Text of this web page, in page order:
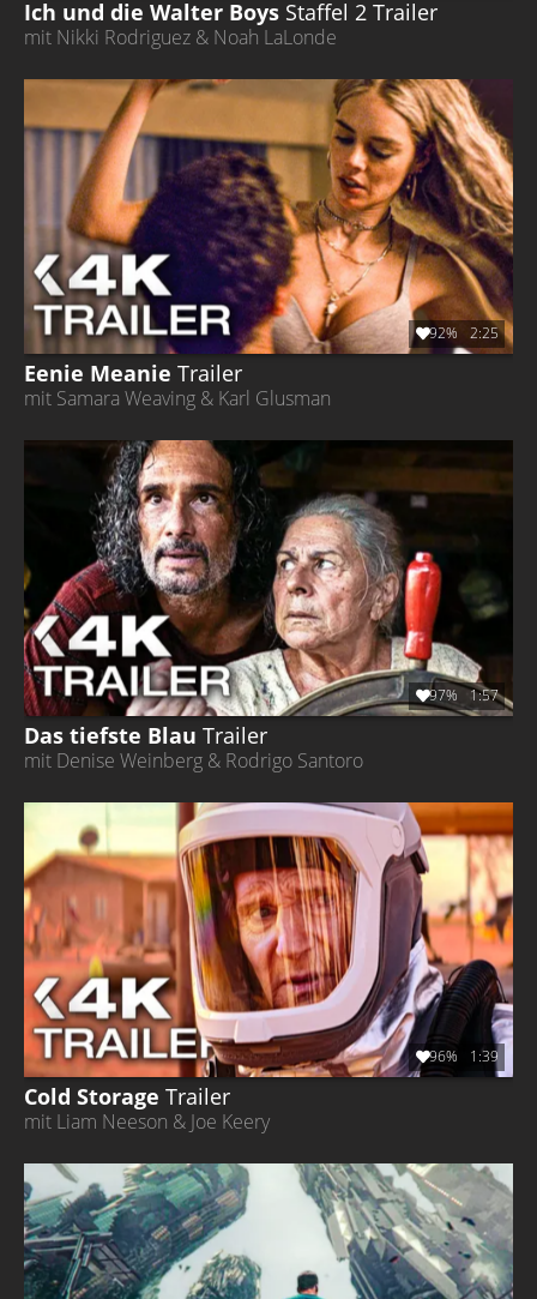
Ich und die Walter Boys Staffel 2 Trailer
mit Nikki Rodriguez & Noah LaLonde
Eenie Meanie Trailer
mit Samara Weaving & Karl Glusman
92% 2:25
Das tiefste Blau Trailer
mit Denise Weinberg & Rodrigo Santoro
97% 1:57
Cold Storage Trailer
mit Liam Neeson & Joe Keery
96% 1:39